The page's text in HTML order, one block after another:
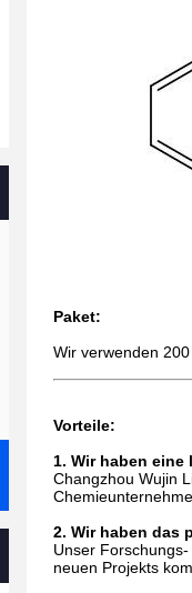
Paket:
Wir verwenden
Vorteile:
1. Wir haben
Changzhou Wujin
2. Wir haben das
Unser
neuen Projekts